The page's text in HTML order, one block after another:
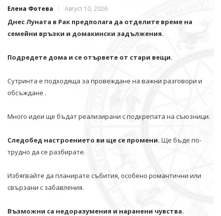
Елена Фотева Август 10, 2026
Днес Луната в Рак предполага да отделите време на
семейни връзки и домакински задължения.
Подредете дома и се отървете от стари вещи.
Сутринта е подходяща за провеждане на важни разговори и
обсъждане .
Много идеи ще бъдат реализирани с подкрепата на съюзници.
Следобед настроението ви ще се промени. Ще бъде по-
трудно да се разбирате.
Избягвайте да планирате събития, особено романтични или
свързани с забавления.
Възможни са недоразумения и наранени чувства.